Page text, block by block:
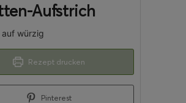
Aufstrich
würzig
Rezept drucken
Pinterest